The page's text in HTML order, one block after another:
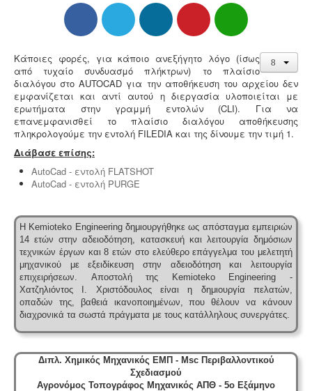
Μελέτη περιβαλλοντικών επιπτώσεων -
εγκατασταθούν ή συνεχίσουν να λειτουργούν
χρειάζονται περιβαλλοντική άδεια σε ισχύ. Η άδεια
εκδίδεται μετά από την έγκριση της σχετικής μελέτης
περιβαλλοντικών επιπτώσεων.
αναγνώριση και μελέτη εκτίμησης του κινδύνου από
την λεγιονέλλα στις υδρεύσεις ξενοδοχειακών κτιρίων
επιβάλλεται από τις νέες υγειονομικές διατάξεις του
Υπουργείου Υγείας.
Κτηματολόγιο - .Η υποβολή δηλώσεων στο
αποφευχθεί η ταλαιπωρία είναι να υποβληθεί η
δήλωση ηλεκτρονικά μέσω ίντερνετ.
Κάποιες φορές, για κάποιο ανεξήγητο λόγο (ίσως
από τυχαίο συνδυασμό πλήκτρων) το πλαίσιο
διαλόγου στο AUTOCAD για την αποθήκευση του αρχείου δεν
εμφανίζεται και αντί αυτού η διεργασία υλοποιείται με
ερωτήματα στην γραμμή εντολών (CLI). Για να
επανεμφανισθεί το πλαίσιο διαλόγου αποθήκευσης
πληκρολογούμε την εντολή FILEDIA και της δίνουμε την τιμή 1.
Διάβασε επίσης:
AutoCad - εντολή FLATSHOT
AutoCad - εντολή PURGE
Η Kemioteko Engineering δημιουργήθηκε ως απόσταγμα εμπειριών
14 ετών στην αδειοδότηση, κατασκευή και λειτουργία δημόσιων
τεχνικών έργων και 8 ετών στο ελεύθερο επάγγελμα του μελετητή
μηχανικού με εξειδίκευση στην αδειοδότηση και λειτουργία
επιχειρήσεων. Αποστολή της Kemioteko Engineering -
Χατζηλιόντος Ι. Χριστόδουλος είναι η δημιουργία πελατών,
οπαδών της, βαθειά ικανοποιημένων, που θέλουν να κάνουν
διαχρονικά τα σωστά πράγματα με τους κατάλληλους συνεργάτες.
Διπλ. Χημικός Μηχανικός ΕΜΠ - Msc Περιβαλλοντικού
Σχεδιασμού
Αγρονόμος Τοπογράφος Μηχανικός ΑΠΘ - 5ο Εξάμηνο